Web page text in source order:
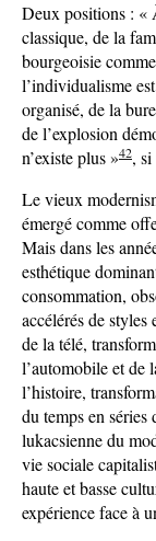
Deux positions : «
classique, de la
bourgeoisie
l’individualisme
organisé, de la
de l’explosion
n’existe plus »42, si
Le vieux
émergé comme
Mais dans les
esthétique
consommation,
accélérés de styles
de la télé,
l’automobile et de
l’histoire,
du temps en séries
lukacsienne du
vie sociale
haute et basse
expérience face à